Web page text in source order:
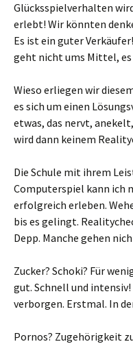
Glücksspielverhalten
erlebt! Wir könnten
Es ist ein guter
geht nicht ums Mittel, es
Wieso erliegen wir
es sich um einen
etwas, das nervt,
wird dann keinem
Die Schule mit ihrem
Computerspiel kann ich
erfolgreich erleben.
bis es gelingt.
Depp. Manche gehen
Zucker? Schoki? Für
gut. Schnell und
verborgen. Erstmal. In
Pornos? Zugehörigkeit